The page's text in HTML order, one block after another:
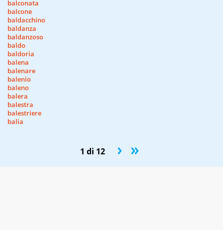
balconata
balcone
baldacchino
baldanza
baldanzoso
baldo
baldoria
balena
balenare
balenio
baleno
balera
balestra
balestriere
balia
1 di 12 › »